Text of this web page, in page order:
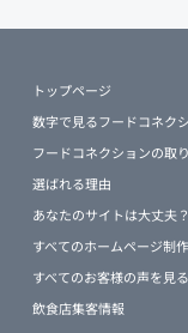
トップページ
数字で見るフードコネク
フードコネクションの取
選ばれる理由
あなたのサイトは大丈夫
すべてのホームページ制
すべてのお客様の声を見る
飲食店集客情報